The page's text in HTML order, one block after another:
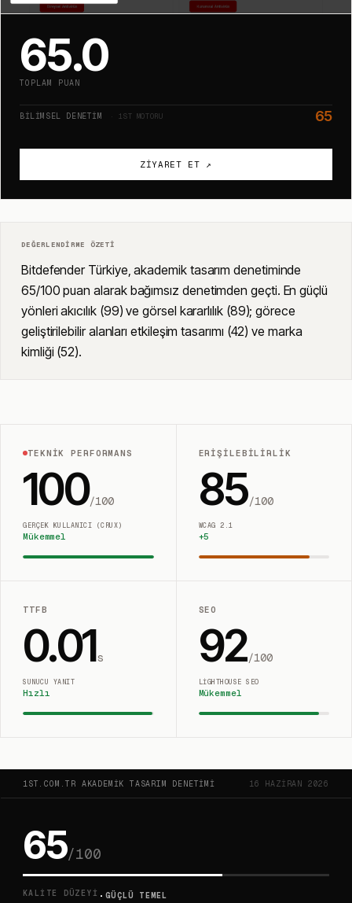
65.0
TOPLAM PUAN
BILIMSEL DENETIM · 1ST MOTORU 65
ZIYARET ET ↗
DEĞERLENDIRME ÖZETI
Bitdefender Türkiye, akademik tasarım denetiminde
65/100 puan alarak bağımsız denetimden geçti. En güçlü
yönleri akıcılık (99) ve görsel kararlılık (89); görece
geliştirilebilir alanları etkileşim tasarımı (42) ve marka
kimliği (52).
TEKNIK PERFORMANS
100/100
GERÇEK KULLANICI (CRUX)
Mükemmel
ERIŞILEBILIRLIK
85/100
WCAG 2.1
+5
TTFB
0.01s
SUNUCU YANIT
Hızlı
SEO
92/100
LIGHTHOUSE SEO
Mükemmel
1ST.COM.TR AKADEMIK TASARIM DENETIMI 16 HAZIRAN 2026
65/100
KALITE DÜZEYI ·GÜÇLÜ TEMEL